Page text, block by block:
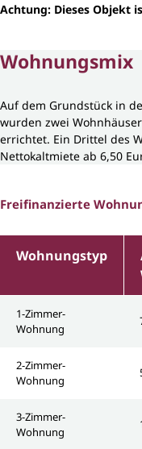
Achtung: Dieses Objekt
Wohnungsmix
Auf dem Grundstück in
wurden zwei
errichtet. Ein Drittel des
Nettokaltmiete ab 6,50
Freifinanzierte
Wohnungstyp
1-Zimmer-
Wohnung
2-Zimmer-
Wohnung
3-Zimmer-
Wohnung